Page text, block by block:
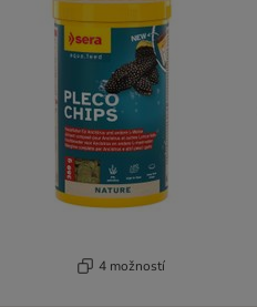
4 možností